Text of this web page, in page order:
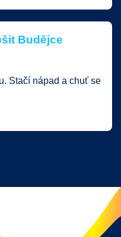
Budějce
Stačí nápad a chuť se